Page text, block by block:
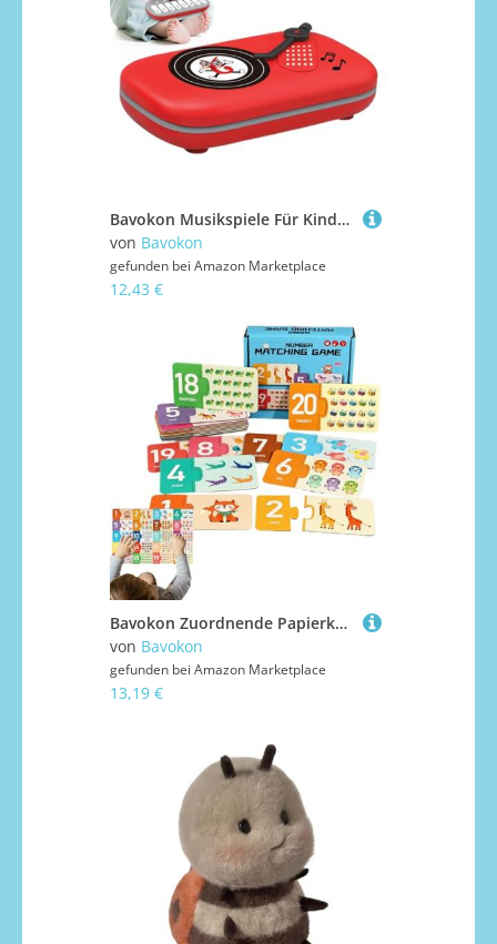
Bavokon Musikspiele Für Kinder | Reisespiel Handheld Puzzle Elektronisches Gerät | Spielzeug Zur Verbesserung Der Reaktionsgeschwindigkeit Familienaktivität Spaß Für Alle Altersgruppen
von Bavokon
gefunden bei Amazon Marketplace
12,43 €
Bavokon Zuordnende Papierkarten | Lernkarten Zuordnungsspiel Buchstaben für Kinder | Pädagogisches Spielzeug Logisches Denken Frühförderung Für Kinder 1.5-6 Jahre
von Bavokon
gefunden bei Amazon Marketplace
13,19 €